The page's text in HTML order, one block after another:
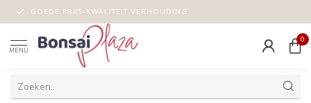
GOEDE PRIJS-KWALITEIT VERHOUDING
MENU
0